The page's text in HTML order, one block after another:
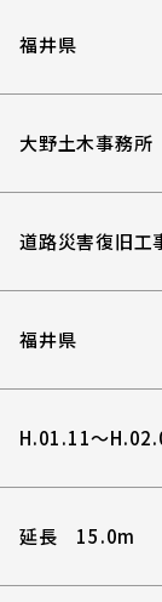
福井県
大野土木事務所
道路災害復旧工
福井県
H.01.11～
延長 15.0m